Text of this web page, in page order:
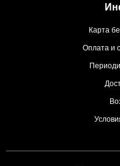
Карта
Оплата и